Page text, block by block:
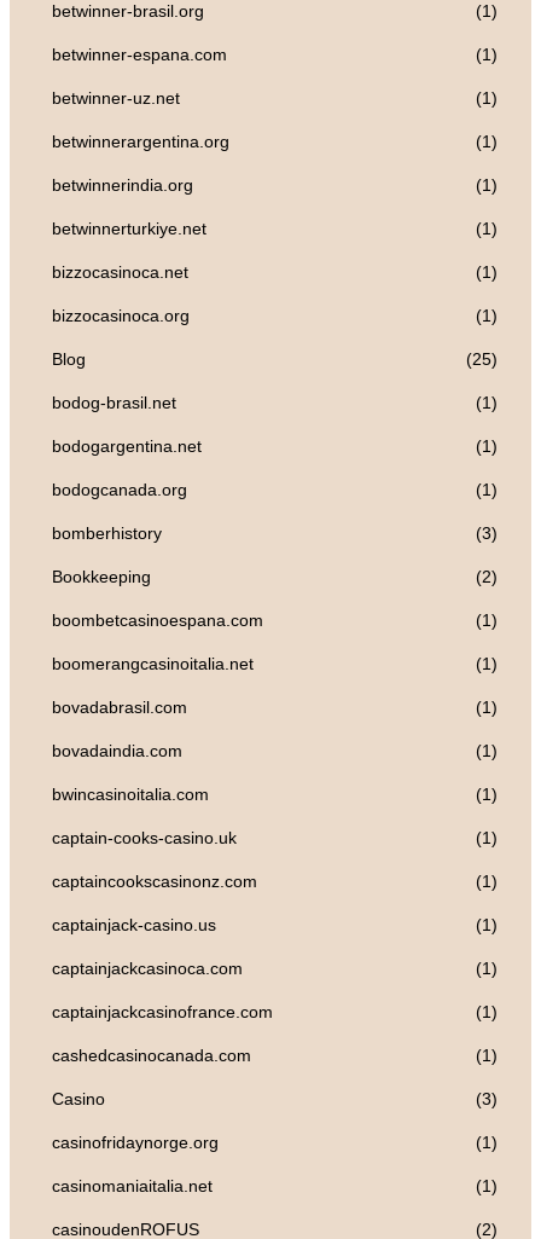
betwinner-brasil.org (1)
betwinner-espana.com (1)
betwinner-uz.net (1)
betwinnerargentina.org (1)
betwinnerindia.org (1)
betwinnerturkiye.net (1)
bizzocasinoca.net (1)
bizzocasinoca.org (1)
Blog (25)
bodog-brasil.net (1)
bodogargentina.net (1)
bodogcanada.org (1)
bomberhistory (3)
Bookkeeping (2)
boombetcasinoespana.com (1)
boomerangcasinoitalia.net (1)
bovadabrasil.com (1)
bovadaindia.com (1)
bwincasinoitalia.com (1)
captain-cooks-casino.uk (1)
captaincookscasinonz.com (1)
captainjack-casino.us (1)
captainjackcasinoca.com (1)
captainjackcasinofrance.com (1)
cashedcasinocanada.com (1)
Casino (3)
casinofridaynorge.org (1)
casinomaniaitalia.net (1)
casinoudenROFUS (2)